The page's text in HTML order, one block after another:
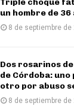
un hombre de 36
8 de septiembre de
Dos rosarinos
de Córdoba:
otro por abuso
8 de septiembre de